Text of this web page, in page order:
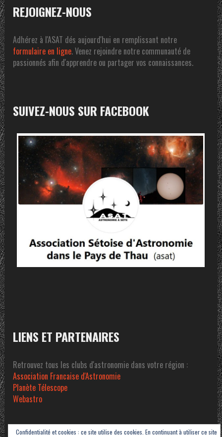
REJOIGNEZ-NOUS
Adhérez à l'ASAT dés aujourd'hui en remplissant notre
formulaire en ligne. Venez rejoindre notre communauté de
passionnés afin d'apprendre ou partager vos connaissances.
SUIVEZ-NOUS SUR FACEBOOK
LIENS ET PARTENAIRES
Retrouvez tous les clubs d'astronomie dans votre région :
Association Francaise d'Astronomie
Planète Télescope
Webastro
Confidentialité et cookies : ce site utilise des cookies. En continuant à utiliser ce site